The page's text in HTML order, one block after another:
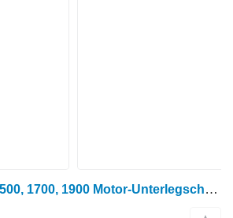
Ford 1910, 2110, 1500, 1700, 1900 Motor-Unterlegscheibe SBA199286080 für Radtraktor